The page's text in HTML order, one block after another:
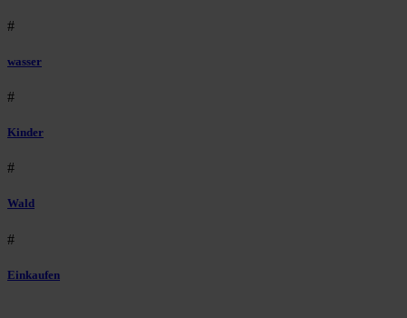
#
wasser
#
Kinder
#
Wald
#
Einkaufen